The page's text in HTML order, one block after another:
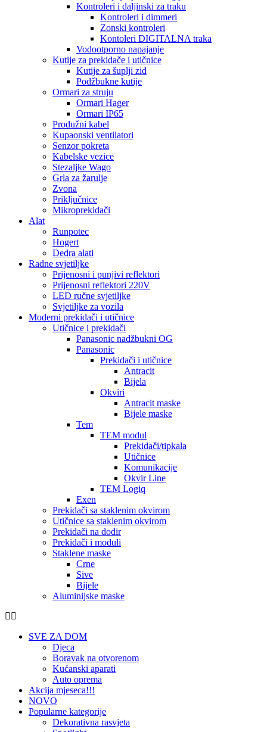
Kontroleri i daljinski za traku
Kontroleri i dimmeri
Zonski kontroleri
Kontoleri DIGITALNA traka
Vodootporno napajanje
Kutije za prekidače i utičnice
Kutije za šuplji zid
Podžbukne kutije
Ormari za struju
Ormari Hager
Ormari IP65
Produžni kabel
Kupaonski ventilatori
Senzor pokreta
Kabelske vezice
Stezaljke Wago
Grla za žarulje
Zvona
Priključnice
Mikroprekidači
Alat
Runpotec
Hogert
Dedra alati
Radne svjetiljke
Prijenosni i punjivi reflektori
Prijenosni reflektori 220V
LED ručne svjetiljke
Svjetiljke za vozila
Moderni prekidači i utičnice
Utičnice i prekidači
Panasonic nadžbukni OG
Panasonic
Prekidači i utičnice
Antracit
Bijela
Okviri
Antracit maske
Bijele maske
Tem
TEM modul
Prekidači/tipkala
Utičnice
Komunikacije
Okvir Line
TEM Logiq
Exen
Prekidači sa staklenim okvirom
Utičnice sa staklenim okvirom
Prekidači na dodir
Prekidači i moduli
Staklene maske
Crne
Sive
Bijele
Aluminijske maske
SVE ZA DOM
Djeca
Boravak na otvorenom
Kućanski aparati
Auto oprema
Akcija mjeseca!!!
NOVO
Popularne kategorije
Dekorativna rasvjeta